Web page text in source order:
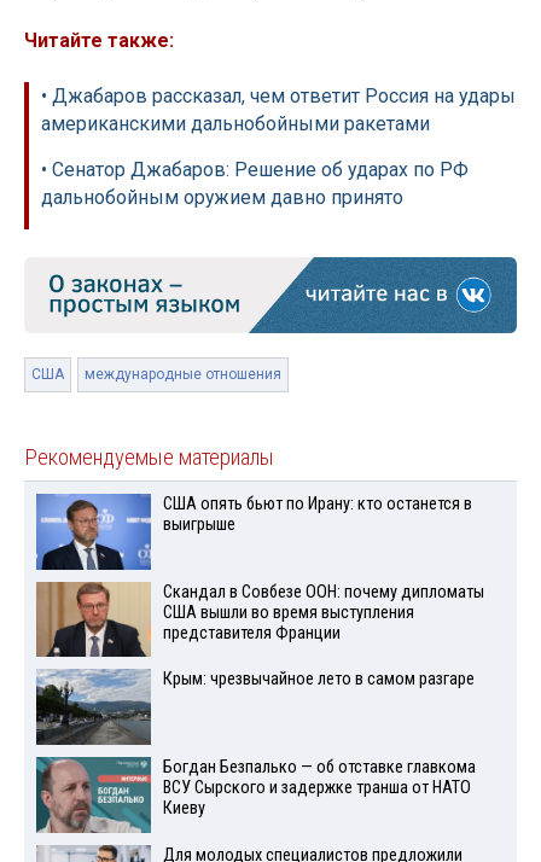
Читайте также:
• Джабаров рассказал, чем ответит Россия на удары
американскими дальнобойными ракетами
• Сенатор Джабаров: Решение об ударах по РФ
дальнобойным оружием давно принято
США международные отношения
Рекомендуемые материалы
США опять бьют по Ирану: кто останется в
выигрыше
Скандал в Совбезе ООН: почему дипломаты
США вышли во время выступления
представителя Франции
Крым: чрезвычайное лето в самом разгаре
Богдан Безпалько — об отставке главкома
ВСУ Сырского и задержке транша от НАТО
Киеву
Для молодых специалистов предложили